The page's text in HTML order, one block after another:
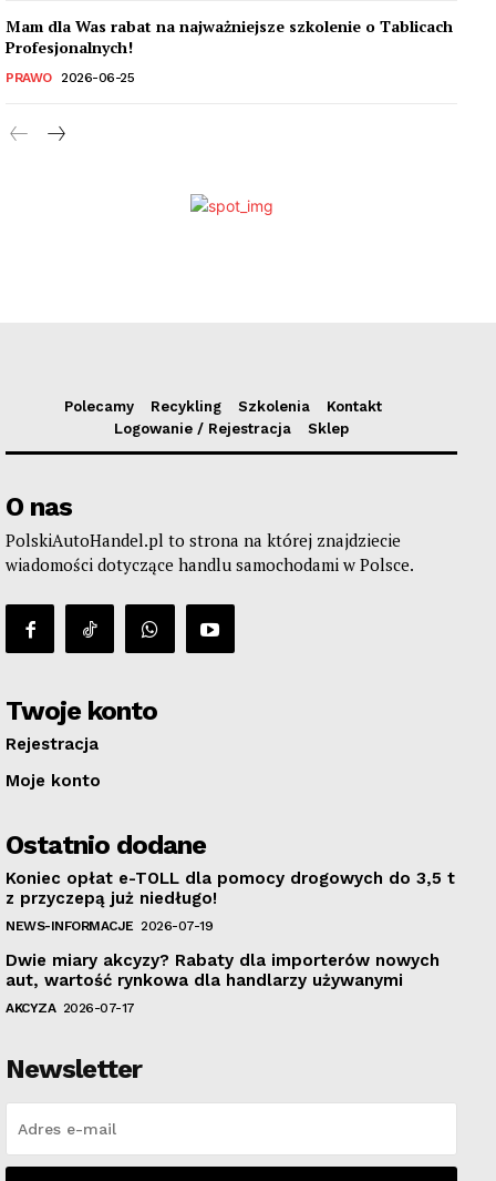
Mam dla Was rabat na najważniejsze szkolenie o Tablicach
Profesjonalnych!
PRAWO 2026-06-25
Polecamy Recykling Szkolenia
Kontakt
Logowanie / Rejestracja
Sklep
O nas
PolskiAutoHandel.pl to strona na której znajdziecie
wiadomości dotyczące handlu samochodami w Polsce.
Twoje konto
Rejestracja
Moje konto
Ostatnio dodane
Koniec opłat e-TOLL dla pomocy drogowych do 3,5 t
z przyczepą już niedługo!
NEWS-INFORMACJE 2026-07-19
Dwie miary akcyzy? Rabaty dla importerów nowych
aut, wartość rynkowa dla handlarzy używanymi
AKCYZA 2026-07-17
Newsletter